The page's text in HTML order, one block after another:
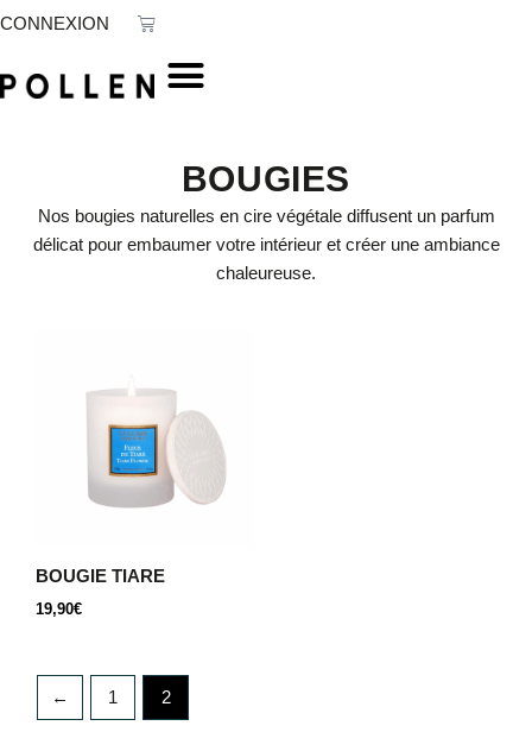
Aller
contenu
CONNEXION Panier
BOUGIES
Nos bougies naturelles en cire végétale diffusent un parfum
délicat pour embaumer votre intérieur et créer une ambiance
chaleureuse.
BOUGIE TIARE
19,90€
← 1 2